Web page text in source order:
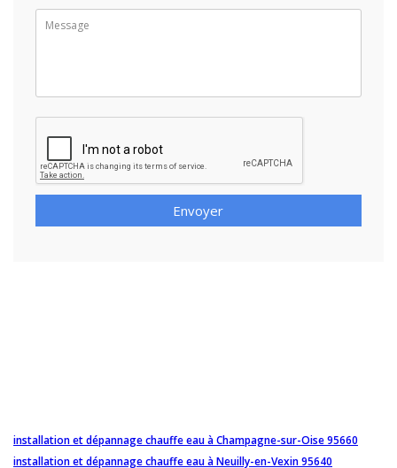
Envoyer
installation et dépannage chauffe eau à Champagne-sur-Oise 95660
installation et dépannage chauffe eau à Neuilly-en-Vexin 95640